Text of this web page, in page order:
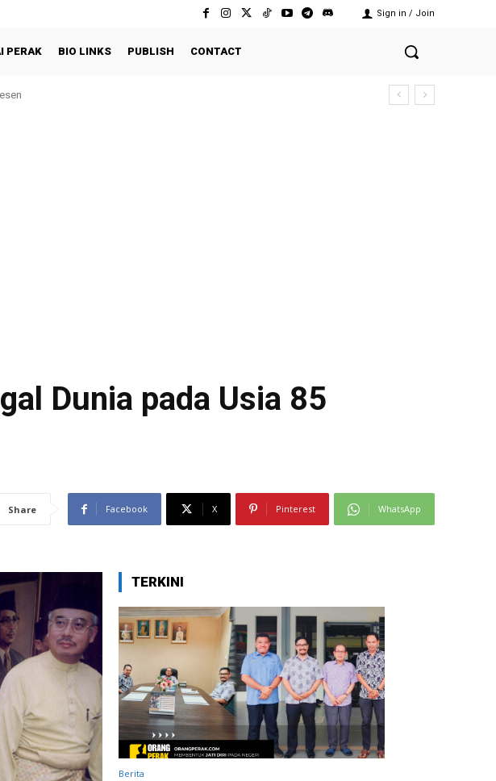
Sign in / Join
PERAK BIO LINKS PUBLISH CONTACT
Dunia pada Usia 85
Share Facebook X Pinterest WhatsApp
TERKINI
Berita